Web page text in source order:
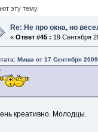
эту тему.
Re: Не про окна, но
« Ответ #45 : 19 Сентября
Миша от 17 Сентября
креативно. Молодцы.